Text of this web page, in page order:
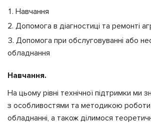
Навчання
Допомога в діагностиці та ремонті
Допомога при обслуговуванні або
обладнання
Навчання.
На цьому рівні технічної підтримки ми
з особливостями та методикою
обладнанні, а також ділимося